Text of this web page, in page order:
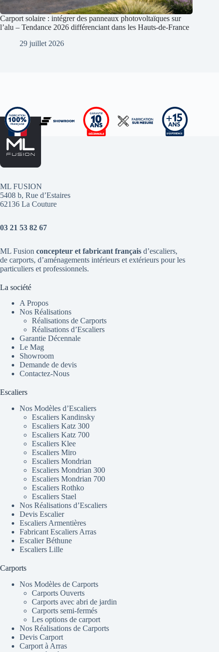
Carport solaire : intégrer des panneaux photovoltaïques sur
l’alu – Tendance 2026 différenciant dans les Hauts-de-France
29 juillet 2026
ML FUSION
5408 b, Rue d’Estaires
62136 La Couture
03 21 53 82 67
ML Fusion concepteur et fabricant français d’escaliers,
de carports, d’aménagements intérieurs et extérieurs pour les
particuliers et professionnels.
La société
A Propos
Nos Réalisations
Réalisations de Carports
Réalisations d’Escaliers
Garantie Décennale
Le Mag
Showroom
Demande de devis
Contactez-Nous
Escaliers
Nos Modèles d’Escaliers
Escaliers Kandinsky
Escaliers Katz 300
Escaliers Katz 700
Escaliers Klee
Escaliers Miro
Escaliers Mondrian
Escaliers Mondrian 300
Escaliers Mondrian 700
Escaliers Rothko
Escaliers Stael
Nos Réalisations d’Escaliers
Devis Escalier
Escaliers Armentières
Fabricant Escaliers Arras
Escalier Béthune
Escaliers Lille
Carports
Nos Modèles de Carports
Carports Ouverts
Carports avec abri de jardin
Carports semi-fermés
Les options de carport
Nos Réalisations de Carports
Devis Carport
Carport à Arras